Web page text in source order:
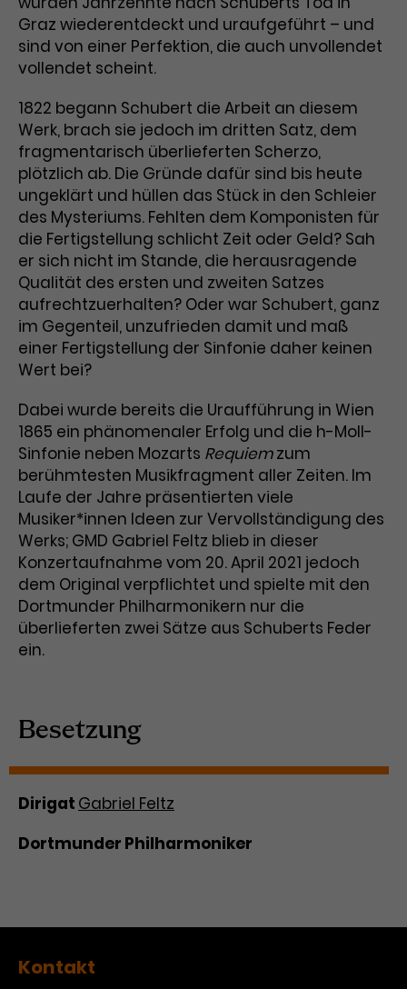
Laufzeit 1 Tag
Zweck
Dieses Cookie wird von Google
wird verwendet, um Informationen
darüber zu speichern, wie
Besucher*innen eine Website
nutzen, und hilft bei der Erstellung
eines Analyseberichts über die
Performance der Website. Die
erhobenen Daten umfassen in
anonymisierter Form die Anzahl
der Besuche, die Quelle, aus der sie
stammen, und die besuchten
Seiten.
Anbieter Google Analytics
Laufzeit 1 Minute
Zweck
Das ist ein von Google Analytics
gesetztes Cookie. Bestimmte
Daten werden nur maximal einmal
pro Minute an Google Analytics
gesendet. Solange es gesetzt ist,
werden bestimmte
Datenübertragungen
Name _gcl_aw
Anbieter Google Ads
Laufzeit 3 Monate
Zweck
Dieses Cookie speichert
Informationen zu Werbeklicks und
dient der Zuordnung von
Conversions zu Google Ads-
Kampagnen.
Name _gcl_dc
Laufzeit 3 Monate
Zweck
Dieses Cookie wird verwendet, um
Nutzerinteraktionen mit
Werbeanzeigen zu messen und
Remarketing-Funktionen
bereitzustellen.
Name IDE
Laufzeit
Zweck
personalisierter Werbung und
misst die Wirksamkeit von
Werbekampagnen über
verschiedene Websites hinweg.
Graz wiederentdeckt und uraufgeführt – und
sind von einer Perfektion, die auch unvollendet
vollendet scheint.
1822 begann Schubert die Arbeit an diesem
Werk, brach sie jedoch im dritten Satz, dem
fragmentarisch überlieferten Scherzo,
plötzlich ab. Die Gründe dafür sind bis heute
ungeklärt und hüllen das Stück in den Schleier
des Mysteriums. Fehlten dem Komponisten für
die Fertigstellung schlicht Zeit oder Geld? Sah
er sich nicht im Stande, die herausragende
Qualität des ersten und zweiten Satzes
aufrechtzuerhalten? Oder war Schubert, ganz
im Gegenteil, unzufrieden damit und maß
einer Fertigstellung der Sinfonie daher keinen
Wert bei?
Dabei wurde bereits die Uraufführung in Wien
1865 ein phänomenaler Erfolg und die h-Moll-
Sinfonie neben Mozarts Requiemzum
berühmtesten Musikfragment aller Zeiten. Im
Laufe der Jahre präsentierten viele
Musiker*innen Ideen zur Vervollständigung des
Werks; GMD Gabriel Feltz blieb in dieser
Konzertaufnahme vom 20. April 2021 jedoch
dem Original verpflichtet und spielte mit den
Dortmunder Philharmonikern nur die
überlieferten zwei Sätze aus Schuberts Feder
ein.
Besetzung
Dirigat Gabriel Feltz
Dortmunder Philharmoniker
Kontakt